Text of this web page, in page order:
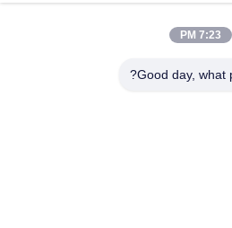
7:23 PM
Good day, what